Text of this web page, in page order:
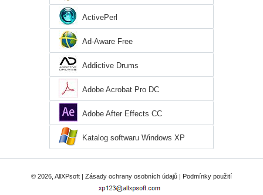
ActivePerl
Ad-Aware Free
Addictive Drums
Adobe Acrobat Pro DC
Adobe After Effects CC
Katalog softwaru Windows XP
© 2026, AllXPsoft | Zásady ochrany osobních údajů Podmínky použití